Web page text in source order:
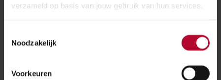
verzameld op basis van jouw gebruik van hun services.
Noodzakelijk
Voorkeuren